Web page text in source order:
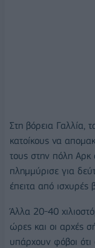
Στη βόρεια Γαλλία,
κατοίκους να
τους στην πόλη Αρκ
πλημμύρισε για
έπειτα από ισχυρές
Άλλα 20-40
ώρες και οι αρχές
υπάρχουν φόβοι ότι